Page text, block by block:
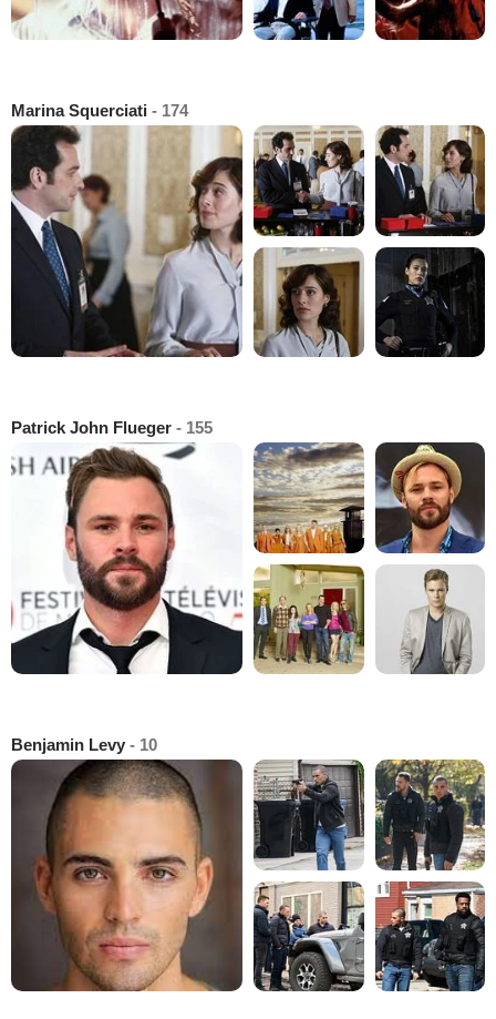
Marina Squerciati - 174
Patrick John Flueger - 155
Benjamin Levy - 10